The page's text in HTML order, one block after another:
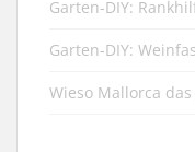
Garten-DIY:
Garten-DIY:
Wieso Mallorca